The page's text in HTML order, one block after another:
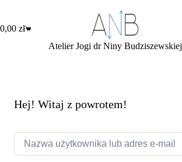
treści
Koszyk
0,00 zł
Atelier Jogi dr Niny Budziszewskiej
Hej! Witaj z powrotem!